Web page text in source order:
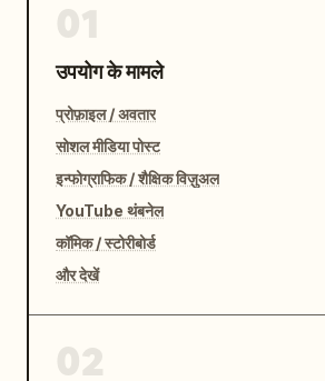
उपयोग के मामले
प्रोफ़ाइल / अवतार
सोशल मीडिया पोस्ट
इन्फोग्राफिक / शैक्षिक विज़ुअल
YouTube थंबनेल
कॉमिक / स्टोरीबोर्ड
और देखें